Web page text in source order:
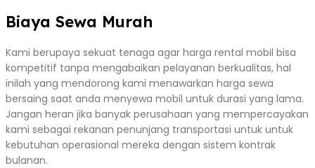
Biaya Sewa Murah
Kami berupaya sekuat tenaga agar harga rental mobil bisa
kompetitif tanpa mengabaikan pelayanan berkualitas, hal
inilah yang mendorong kami menawarkan harga sewa
bersaing saat anda menyewa mobil untuk durasi yang lama.
Jangan heran jika banyak perusahaan yang mempercayakan
kami sebagai rekanan penunjang transportasi untuk untuk
kebutuhan operasional mereka dengan sistem kontrak
bulanan.